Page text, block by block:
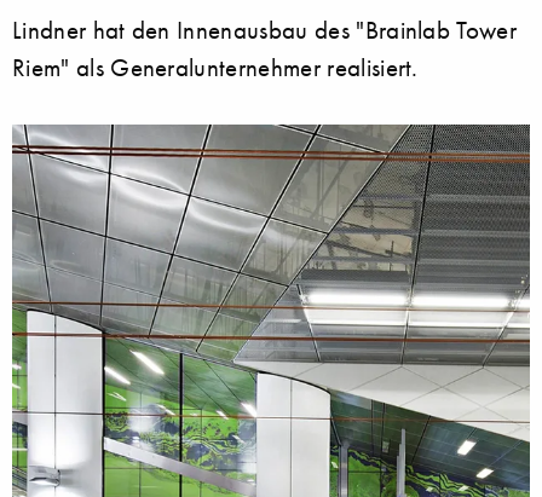
Lindner hat den Innenausbau des "Brainlab Tower
Riem" als Generalunternehmer realisiert.